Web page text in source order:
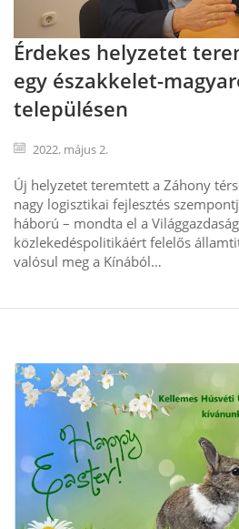
Érdekes helyzetet
egy északkelet-
településen
2022. május 2.
Új helyzetet teremtett a Záhony
nagy logisztikai fejlesztés
háború – mondta el a
közlekedéspolitikáért felelős
valósul meg a Kínából…